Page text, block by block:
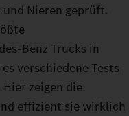
und Nieren geprüft.
Trucks in
verschiedene Tests
zeigen die
effizient sie wirklich